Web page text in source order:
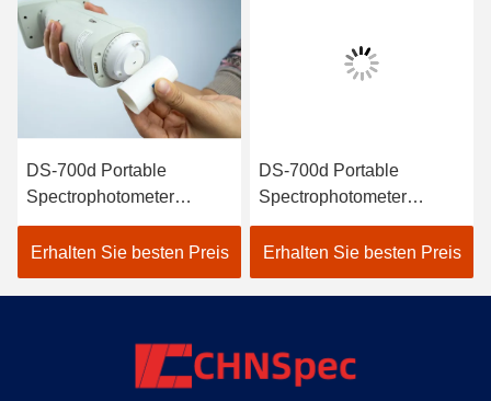
DS-700d Portable
Spectrophotometer
Colorimeter 30+
Messparameter und 37
Auswertungslichtquellen
Erhalten Sie besten Preis
DS-700d Portable
Spectrophotometer
Colorimeter für die
Kunststofffarbe
Beschichtung
Textilindustrie
Erhalten Sie besten Preis